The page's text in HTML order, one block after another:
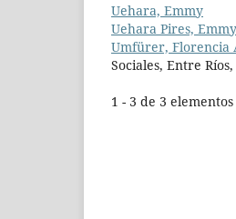
Uehara, Emmy
Uehara Pires, Emmy
Umfürer, Florencia
Sociales, Entre
1 - 3 de 3